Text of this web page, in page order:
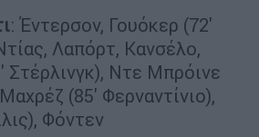
: Έντερσον, Γουόκερ (72'
Λαπόρτ, Κανσέλο,
Στέρλινγκ), Ντε Μπρόινε
(85' Φερναντίνιο),
Φόντεν